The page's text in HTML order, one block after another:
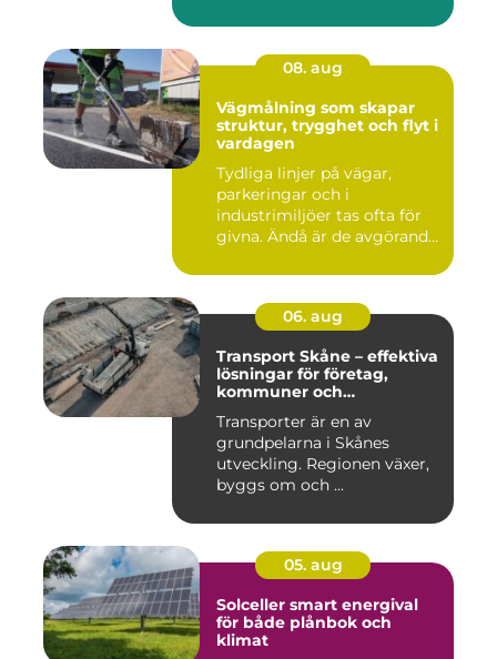
08. aug
Vägmålning som skapar
struktur, trygghet och flyt i
vardagen
Tydliga linjer på vägar,
parkeringar och i
industrimiljöer tas ofta för
givna. Ändå är de avgörande
06. aug
Transport Skåne – effektiva
lösningar för företag,
kommuner och
Transporter är en av
grundpelarna i Skånes
utveckling. Regionen växer,
byggs om och ...
05. aug
Solceller smart energival
för både plånbok och
klimat